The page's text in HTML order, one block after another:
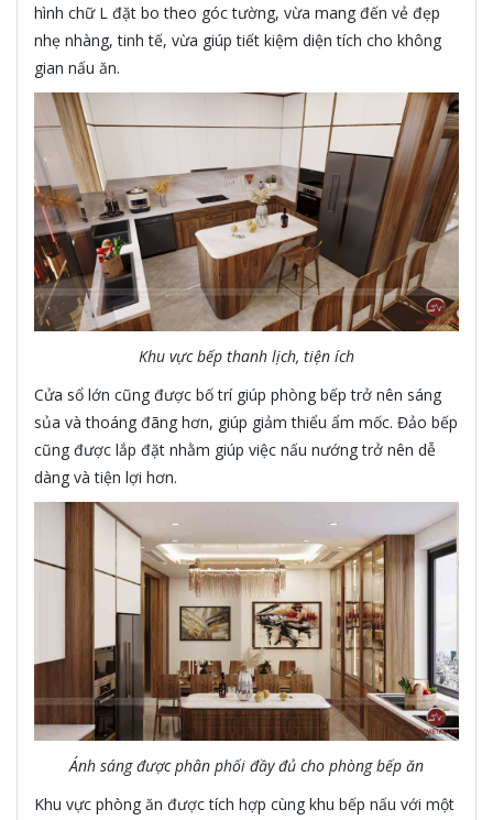
hình chữ L đặt bo theo góc tường, vừa mang đến vẻ đẹp
nhẹ nhàng, tinh tế, vừa giúp tiết kiệm diện tích cho không
gian nấu ăn.
Khu vực bếp thanh lịch, tiện ích
Cửa sổ lớn cũng được bố trí giúp phòng bếp trở nên sáng
sủa và thoáng đãng hơn, giúp giảm thiểu ẩm mốc. Đảo bếp
cũng được lắp đặt nhằm giúp việc nấu nướng trở nên dễ
dàng và tiện lợi hơn.
Ánh sáng được phân phối đầy đủ cho phòng bếp ăn
Khu vực phòng ăn được tích hợp cùng khu bếp nấu với một